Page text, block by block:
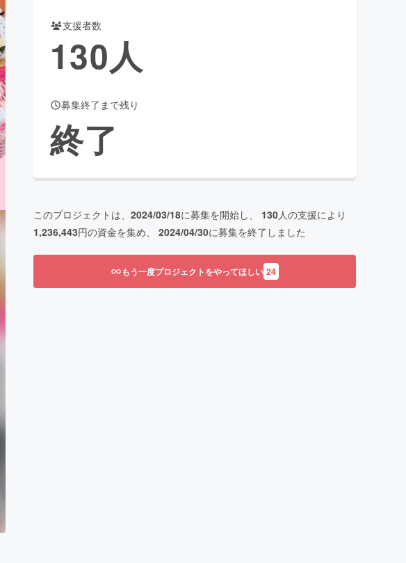
支援者数
130人
募集終了まで残り
終了
このプロジェクトは、 2024/03/18に募集を開始し、 130人の支援により
1,236,443円の資金を集め、 2024/04/30に募集を終了しました
もう一度プロジェクトをやってほしい 24